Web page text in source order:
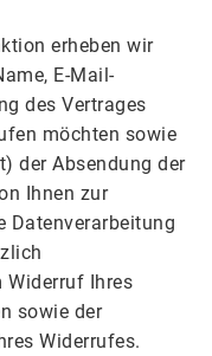
erheben wir
E-Mail-
des Vertrages
möchten sowie
der Absendung der
Ihnen zur
Datenverarbeitung
Widerruf Ihres
sowie der
Widerrufes.